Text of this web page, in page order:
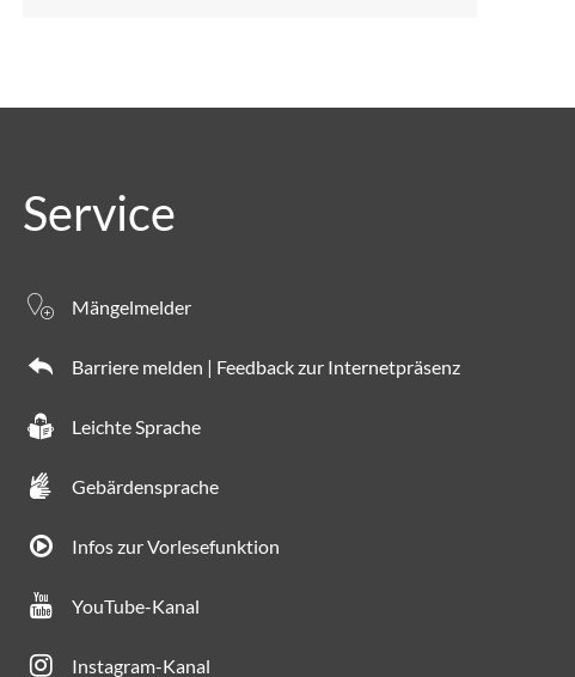
Service
Mängelmelder
Barriere melden | Feedback zur Internetpräsenz
Leichte Sprache
Gebärdensprache
Infos zur Vorlesefunktion
YouTube-Kanal
Instagram-Kanal